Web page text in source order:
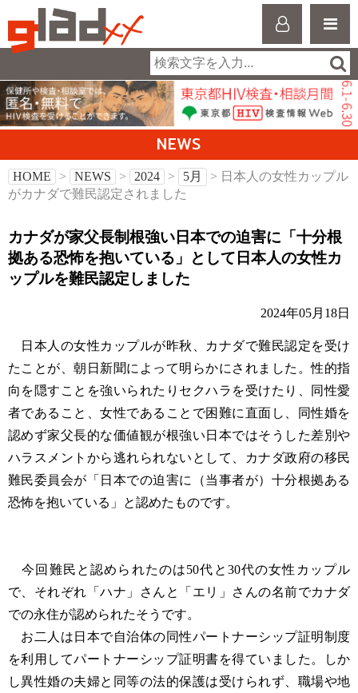
NEWS
HOME > NEWS > 2024 > 5月
> 日本人の女性カップル
がカナダで難民認定されました
カナダが家父長制根強い日本での迫害に「十分根
拠ある恐怖を抱いている」として日本人の女性カ
ップルを難民認定しました
2024年05月18日
日本人の女性カップルが昨秋、カナダで難民認定を受け
たことが、朝日新聞によって明らかにされました。性的指
向を隠すことを強いられたりセクハラを受けたり、同性愛
者であること、女性であることで困難に直面し、同性婚を
認めず家父長的な価値観が根強い日本ではそうした差別や
ハラスメントから逃れられないとして、カナダ政府の移民
難民委員会が「日本での迫害に（当事者が）十分根拠ある
恐怖を抱いている」と認めたものです。
今回難民と認められたのは50代と30代の女性カップル
で、それぞれ「ハナ」さんと「エリ」さんの名前でカナダ
での永住が認められたそうです。
お二人は日本で自治体の同性パートナーシップ証明制度
を利用してパートナーシップ証明書を得ていました。しか
し異性婚の夫婦と同等の法的保護は受けられず、職場や地